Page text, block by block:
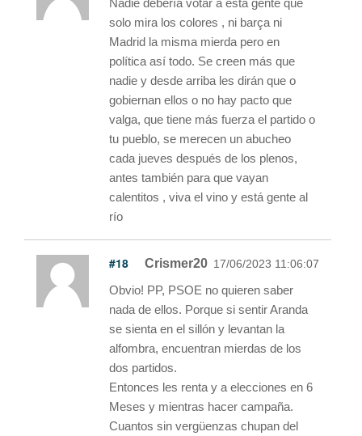
Nadie debería votar a esta gente que
solo mira los colores , ni barça ni
Madrid la misma mierda pero en
política así todo. Se creen más que
nadie y desde arriba les dirán que o
gobiernan ellos o no hay pacto que
valga, que tiene más fuerza el partido o
tu pueblo, se merecen un abucheo
cada jueves después de los plenos,
antes también para que vayan
calentitos , viva el vino y está gente al
río
#18 Crismer20 17/06/2023 11:06:07
Obvio! PP, PSOE no quieren saber
nada de ellos. Porque si sentir Aranda
se sienta en el sillón y levantan la
alfombra, encuentran mierdas de los
dos partidos.
Entonces les renta y a elecciones en 6
Meses y mientras hacer campaña.
Cuantos sin vergüenzas chupan del